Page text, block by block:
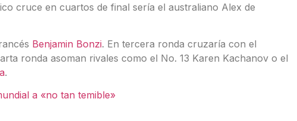
cruce en cuartos de final sería el australiano Alex de
Benjamin Bonzi. En tercera ronda cruzaría con el
ronda asoman rivales como el No. 13 Karen Kachanov o el
.
a «no tan temible»